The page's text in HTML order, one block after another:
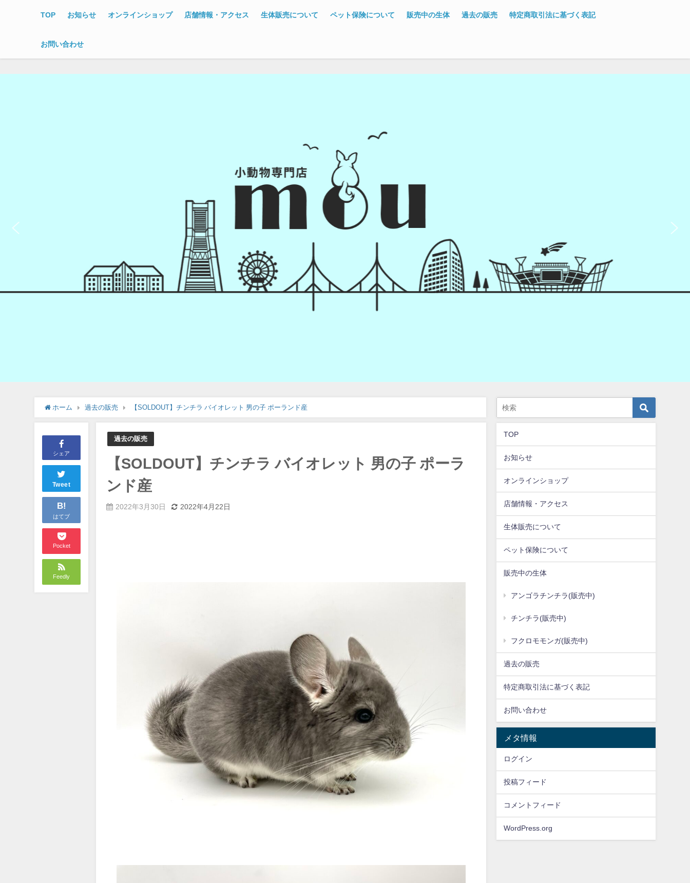
TOP お知らせ オンラインショップ 店舗情報・アクセス 生体販売について ペット保険について 販売中の生体 過去の販売 特定商取引法に基づく表記
お問い合わせ
ホーム 過去の販売 【SOLDOUT】チンチラ バイオレット 男の子 ポーランド産
シェア
Tweet
B!
はてブ
Pocket
Feedly
過去の販売
【SOLDOUT】チンチラ バイオレット 男の子 ポーラ
ンド産
2022年3月30日 2022年4月22日
TOP
お知らせ
オンラインショップ
店舗情報・アクセス
生体販売について
ペット保険について
販売中の生体
アンゴラチンチラ(販売中)
チンチラ(販売中)
フクロモモンガ(販売中)
過去の販売
特定商取引法に基づく表記
お問い合わせ
メタ情報
ログイン
投稿フィード
コメントフィード
WordPress.org